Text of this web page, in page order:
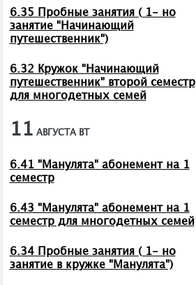
6.35 Пробные занятия ( 1- но
занятие "Начинающий
путешественник")
6.32 Кружок "Начинающий
путешественник" второй семестр
для многодетных семей
11 АВГУСТА ВТ
6.41 "Манулята" абонемент на 1
семестр
6.43 "Манулята" абонемент на 1
семестр для многодетных семей
6.34 Пробные занятия ( 1- но
занятие в кружке "Манулята")